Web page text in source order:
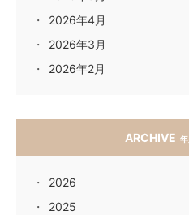
2026年4月
2026年3月
2026年2月
ARCHIVE
2026
2025